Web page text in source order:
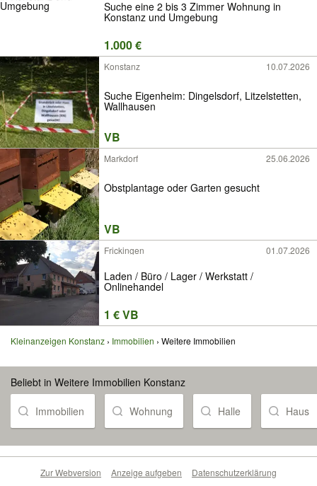
Suche eine 2 bis 3 Zimmer Wohnung in
Konstanz und Umgebung
1.000 €
Konstanz 10.07.2026
Suche Eigenheim: Dingelsdorf, Litzelstetten,
Wallhausen
VB
Markdorf 25.06.2026
Obstplantage oder Garten gesucht
VB
Frickingen 01.07.2026
Laden / Büro / Lager / Werkstatt /
Onlinehandel
1 € VB
Kleinanzeigen Konstanz Immobilien Weitere Immobilien
Beliebt in Weitere Immobilien Konstanz
Immobilien Wohnung Halle Haus
Zur Webversion Anzeige aufgeben
Datenschutzerklärung